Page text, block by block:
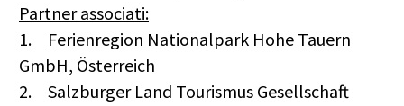
Partner associati:
1.
Ferienregion Nationalpark Hohe Tauern
GmbH, Österreich
2.
Salzburger Land Tourismus Gesellschaft